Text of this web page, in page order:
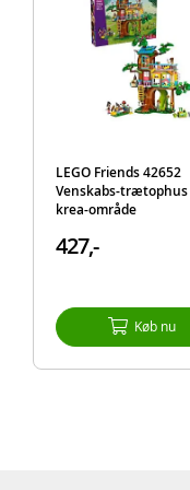
LEGO Friends 42652
Venskabs-trætophus
krea-område
427,-
Køb nu